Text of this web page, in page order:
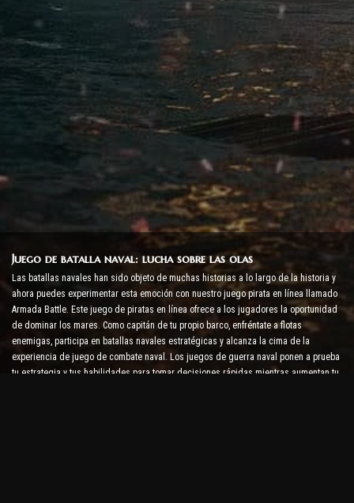
Juego de batalla naval: lucha sobre las olas
Las batallas navales han sido objeto de muchas historias a lo largo de la historia y
ahora puedes experimentar esta emoción con nuestro juego pirata en línea llamado
Armada Battle. Este juego de piratas en línea ofrece a los jugadores la oportunidad
de dominar los mares. Como capitán de tu propio barco, enfréntate a flotas
enemigas, participa en batallas navales estratégicas y alcanza la cima de la
experiencia de juego de combate naval. Los juegos de guerra naval ponen a prueba
tu estrategia y tus habilidades para tomar decisiones rápidas mientras aumentan tu